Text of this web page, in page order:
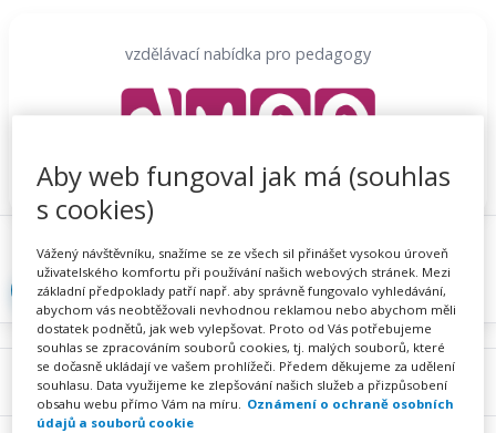
vzdělávací nabídka pro pedagogy
Proč se registrovat Hlídací sojka
Registrace
Přihlásit
Menu
Aby web fungoval jak má (souhlas
s cookies)
Vážený návštěvníku, snažíme se ze všech sil přinášet vysokou úroveň
uživatelského komfortu při používání našich webových stránek. Mezi
základní předpoklady patří např. aby správně fungovalo vyhledávání,
abychom vás neobtěžovali nevhodnou reklamou nebo abychom měli
dostatek podnětů, jak web vylepšovat. Proto od Vás potřebujeme
souhlas se zpracováním souborů cookies, tj. malých souborů, které
se dočasně ukládají ve vašem prohlížeči. Předem děkujeme za udělení
souhlasu. Data využijeme ke zlepšování našich služeb a přizpůsobení
obsahu webu přímo Vám na míru. Oznámení o ochraně osobních
údajů a souborů cookie